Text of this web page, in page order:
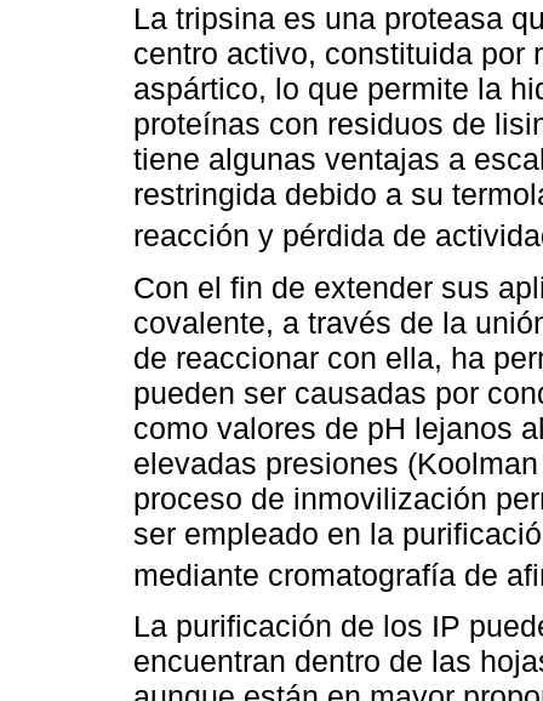
La tripsina es una proteasa
centro activo, constituida por
aspártico, lo que permite la
proteínas con residuos de
tiene algunas ventajas a
restringida debido a su
reacción y pérdida de
Con el fin de extender sus
covalente, a través de la
de reaccionar con ella, ha
pueden ser causadas por
como valores de pH lejanos
elevadas presiones
proceso de inmovilización
ser empleado en la
mediante cromatografía de
La purificación de los IP
encuentran dentro de las